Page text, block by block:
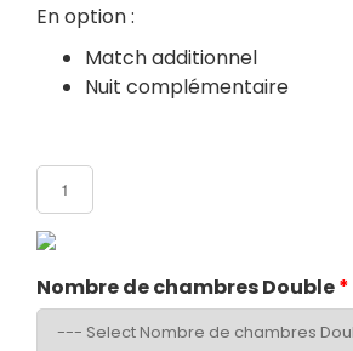
En option :
⁠Match additionnel
⁠Nuit complémentaire
Nombre de chambres Double*